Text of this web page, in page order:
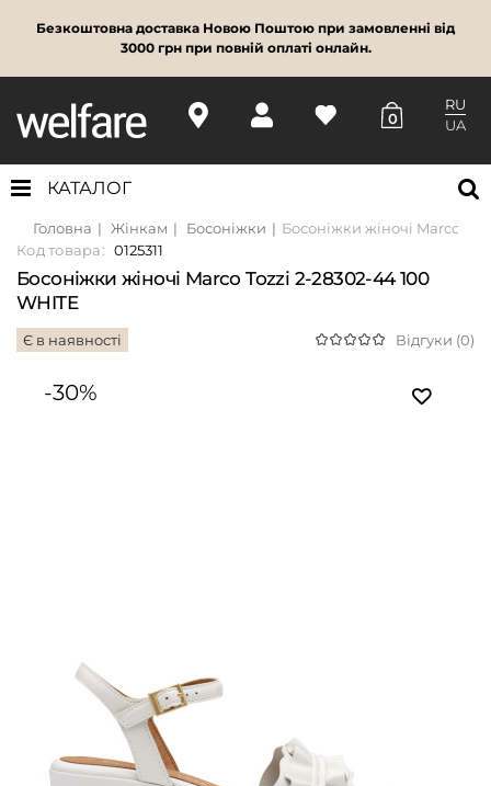
Безкоштовна доставка Новою Поштою при замовленні від
3000 грн при повній оплаті онлайн.
0
RU
UA
КАТАЛОГ
Головна Жінкам Босоніжки
Босоніжки жіночі Marco
Код товара: 0125311
Босоніжки жіночі Marco Tozzi 2-28302-44 100
WHITE
Є в наявності Відгуки (0)
-30%